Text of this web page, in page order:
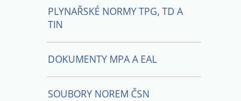
PLYNAŘSKÉ NORMY TPG, TD A
TIN
DOKUMENTY MPA A EAL
SOUBORY NOREM ČSN